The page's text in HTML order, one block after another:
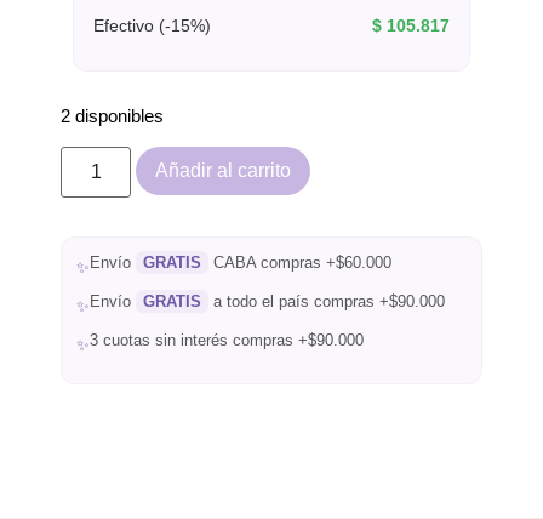
Efectivo (-15%)
$ 105.817
2 disponibles
Añadir al carrito
✨ Envío GRATIS CABA compras +$60.000
✨ Envío GRATIS a todo el país compras +$90.000
✨3 cuotas sin interés compras +$90.000